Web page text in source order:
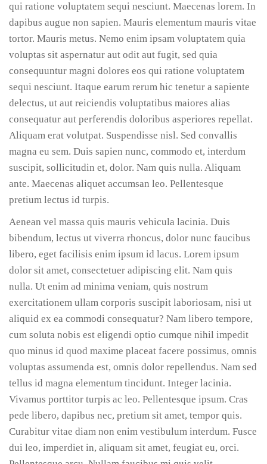
qui ratione voluptatem sequi nesciunt. Maecenas lorem. In
dapibus augue non sapien. Mauris elementum mauris vitae
tortor. Mauris metus. Nemo enim ipsam voluptatem quia
voluptas sit aspernatur aut odit aut fugit, sed quia
consequuntur magni dolores eos qui ratione voluptatem
sequi nesciunt. Itaque earum rerum hic tenetur a sapiente
delectus, ut aut reiciendis voluptatibus maiores alias
consequatur aut perferendis doloribus asperiores repellat.
Aliquam erat volutpat. Suspendisse nisl. Sed convallis
magna eu sem. Duis sapien nunc, commodo et, interdum
suscipit, sollicitudin et, dolor. Nam quis nulla. Aliquam
ante. Maecenas aliquet accumsan leo. Pellentesque
pretium lectus id turpis.
Aenean vel massa quis mauris vehicula lacinia. Duis
bibendum, lectus ut viverra rhoncus, dolor nunc faucibus
libero, eget facilisis enim ipsum id lacus. Lorem ipsum
dolor sit amet, consectetuer adipiscing elit. Nam quis
nulla. Ut enim ad minima veniam, quis nostrum
exercitationem ullam corporis suscipit laboriosam, nisi ut
aliquid ex ea commodi consequatur? Nam libero tempore,
cum soluta nobis est eligendi optio cumque nihil impedit
quo minus id quod maxime placeat facere possimus, omnis
voluptas assumenda est, omnis dolor repellendus. Nam sed
tellus id magna elementum tincidunt. Integer lacinia.
Vivamus porttitor turpis ac leo. Pellentesque ipsum. Cras
pede libero, dapibus nec, pretium sit amet, tempor quis.
Curabitur vitae diam non enim vestibulum interdum. Fusce
dui leo, imperdiet in, aliquam sit amet, feugiat eu, orci.